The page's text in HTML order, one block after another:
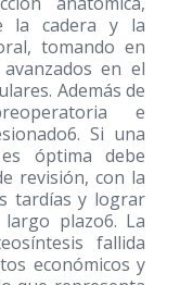
la cadera y la
tomando en
en el
Además de
e
Si una
óptima debe
revisión, con la
tardías y lograr
plazo6. La
fallida
económicos y